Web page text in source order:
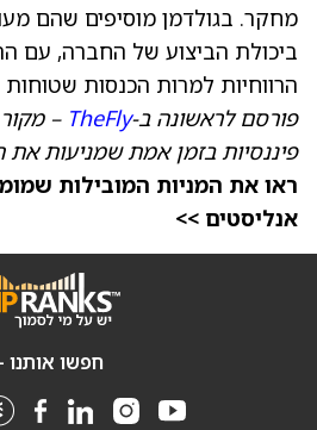
מחקר. בגולדמן מוסיפים שהם
ביכולת הביצוע של החברה, עם
הרווחיות למרות הכנסות שטוחות ב-
פורסם לראשונה ב-TheFly
–
פיננסיות בזמן אמת שמניעות
ראו את המניות המובילות
אנליסטים >>
חפשו אותנו -